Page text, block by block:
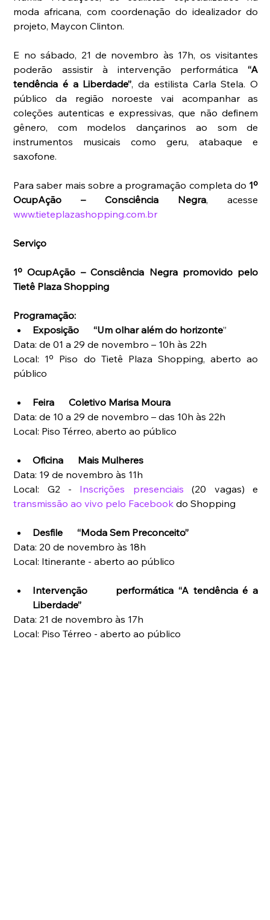
moda africana, com coordenação do idealizador do
projeto, Maycon Clinton.
E no sábado, 21 de novembro às 17h, os visitantes
poderão assistir à intervenção performática “A
tendência é a Liberdade”, da estilista Carla Stela. O
público da região noroeste vai acompanhar as
coleções autenticas e expressivas, que não definem
gênero, com modelos dançarinos ao som de
instrumentos musicais como geru, atabaque e
saxofone.
Para saber mais sobre a programação completa do 1º
OcupAção – Consciência Negra
www.tieteplazashopping.com.br
Serviço
1º OcupAção – Consciência Negra promovido pelo
Tietê Plaza Shopping
Programação:
Exposição      “Um olhar além do horizonte”
Data: de 01 a 29 de novembro – 10h às 22h
Local: 1º Piso do Tietê Plaza Shopping, aberto ao
público
Feira      Coletivo Marisa Moura
Data: de 10 a 29 de novembro – das 10h às 22h
Local: Piso Térreo, aberto ao público
Oficina      Mais Mulheres
Data: 19 de novembro às 11h
Local: G2 - Inscrições presenciais
transmissão ao vivo pelo Facebook do Shopping
Desfile      “Moda Sem Preconceito”
Data: 20 de novembro às 18h
Local: Itinerante - aberto ao público
Intervenção      performática “A tendência é a
Liberdade”
Data: 21 de novembro às 17h
Local: Piso Térreo - aberto ao público